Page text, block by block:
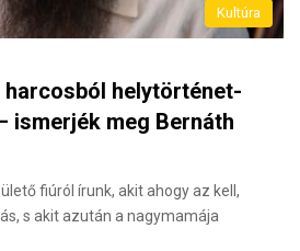
Kultúra
harcosból helytörténet-
ismerjék meg Bernáth
fiúról írunk, akit ahogy az kell,
s akit azután a nagymamája